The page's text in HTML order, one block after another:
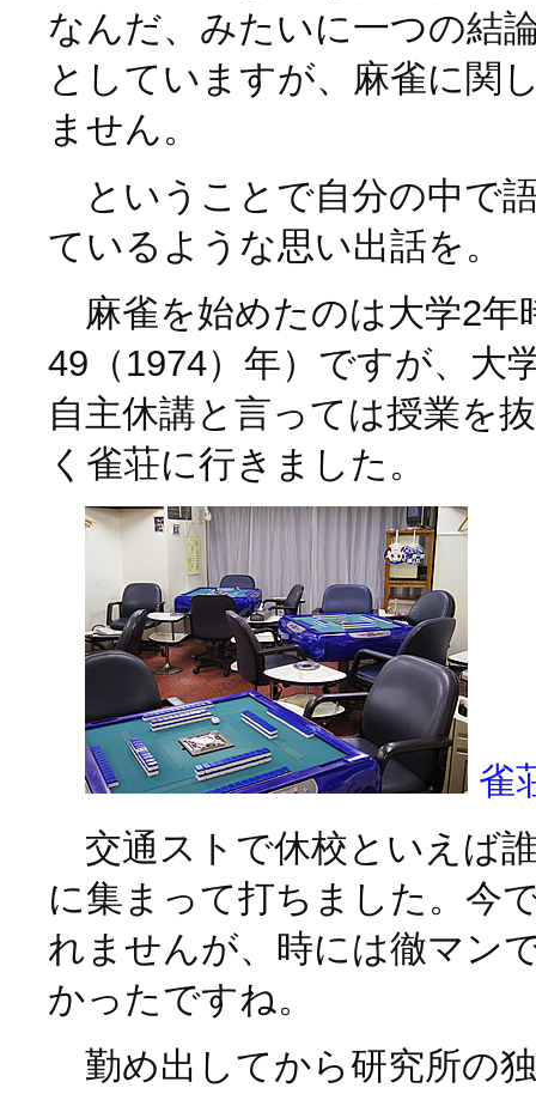
なんだ、みたいに一つの結
としていますが、麻雀に関
ません。
ということで自分の中で
ているような思い出話を。
麻雀を始めたのは大学2年
49（1974）年）ですが、大
自主休講と言っては授業を
く雀荘に行きました。
雀
交通ストで休校といえば
に集まって打ちました。今
れませんが、時には徹マン
かったですね。
勤め出してから研究所の